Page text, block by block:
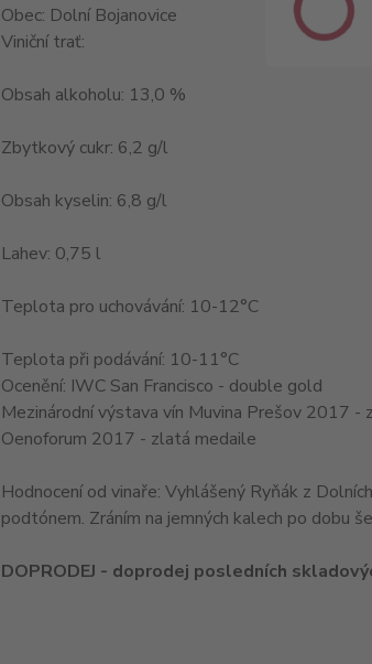
Obec: Dolní Bojanovice
Viniční trať:
Obsah alkoholu: 13,0 %
Zbytkový cukr: 6,2 g/l
Obsah kyselin: 6,8 g/l
Lahev: 0,75 l
Teplota pro uchovávání: 10-12°C
Teplota při podávání: 10-11°C
Ocenění: IWC San Francisco - double gold
Mezinárodní výstava vín Muvina Prešov 2017 -
Oenoforum 2017 - zlatá medaile
Hodnocení od vinaře: Vyhlášený Ryňák z
podtónem. Zráním na jemných kalech po dobu
DOPRODEJ - doprodej posledních